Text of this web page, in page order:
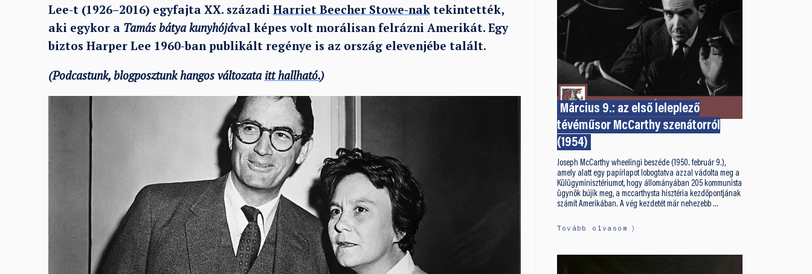
Lee-t (1926–2016) egyfajta XX. századi Harriet Beecher Stowe-naktekintették,
aki egykor a Tamás bátya kunyhójával képes volt morálisan felrázni Amerikát. Egy
biztos Harper Lee 1960-ban publikált regénye is az ország elevenjébe talált.
(Podcastunk, blogposztunk hangos változata itt hallható.)
Március 9.: az első leleplező
tévéműsor McCarthy szenátorról
(1954)
Joseph McCarthy wheelingi beszéde (1950. február 9.),
amely alatt egy papírlapot lobogtatva azzal vádolta meg a
Külügyminisztériumot, hogy állományában 205 kommunista
ügynök bújik meg, a mccarthysta hisztéria kezdőpontjának
számít Amerikában. A vég kezdetét már nehezebb …
Tovább olvasom